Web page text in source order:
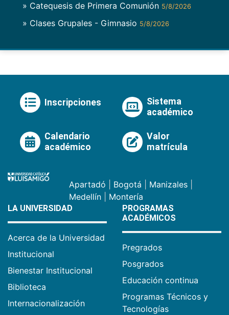
» Catequesis de Primera Comunión 5/8/2026
» Clases Grupales - Gimnasio 5/8/2026
Inscripciones
Sistema
académico
Calendario
académico
Valor
matrícula
Apartadó Bogotá Manizales
Medellín
Montería
LA UNIVERSIDAD
Acerca de la Universidad
Institucional
Bienestar Institucional
Biblioteca
Internacionalización
PROGRAMAS
ACADÉMICOS
Pregrados
Posgrados
Educación continua
Programas Técnicos y
Tecnologías